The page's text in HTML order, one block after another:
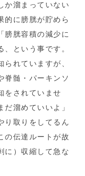
か溜まっていない
的に膀胱が貯めら
膀胱容積の減少に
という事です。
れていますが、
脊髄・パーキンソ
をされていませ
溜めていいよ」
り取りをしてるん
の伝達ルートが故
に）収縮して急な